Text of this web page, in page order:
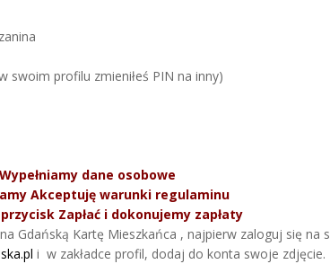
swoim profilu zmieniłeś PIN na inny)
Wypełniamy dane osobowe
Akceptuję warunki regulaminu
Zapłać i dokonujemy zapłaty
Gdańską Kartę Mieszkańca , najpierw zaloguj się na
i w zakładce profil, dodaj do konta swoje zdjęcie.